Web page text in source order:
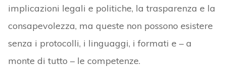
implicazioni legali e politiche, la trasparenza e la
consapevolezza, ma queste non possono esistere
senza i protocolli, i linguaggi, i formati e – a
monte di tutto – le competenze.